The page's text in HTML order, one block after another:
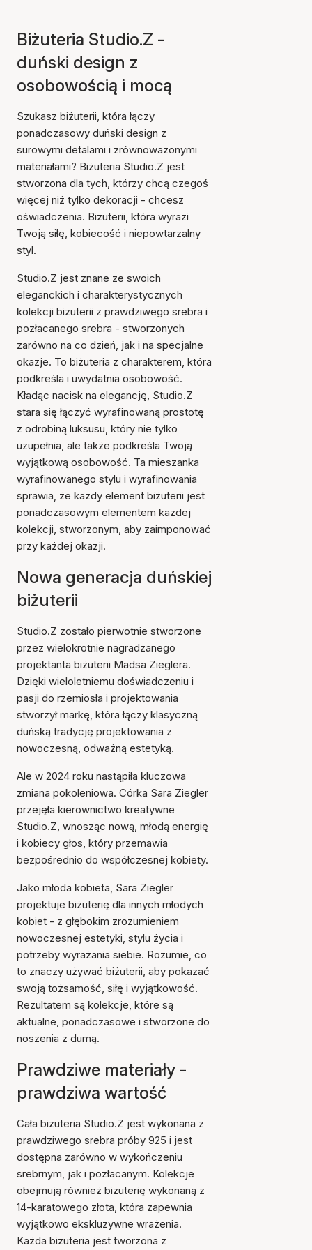
Biżuteria Studio.Z -
duński design z
osobowością i mocą
Szukasz biżuterii, która łączy
ponadczasowy duński design z
surowymi detalami i zrównoważonymi
materiałami? Biżuteria Studio.Z jest
stworzona dla tych, którzy chcą czegoś
więcej niż tylko dekoracji - chcesz
oświadczenia. Biżuterii, która wyrazi
Twoją siłę, kobiecość i niepowtarzalny
styl.
Studio.Z jest znane ze swoich
eleganckich i charakterystycznych
kolekcji biżuterii z prawdziwego srebra i
pozłacanego srebra - stworzonych
zarówno na co dzień, jak i na specjalne
okazje. To biżuteria z charakterem, która
podkreśla i uwydatnia osobowość.
Kładąc nacisk na elegancję, Studio.Z
stara się łączyć wyrafinowaną prostotę
z odrobiną luksusu, który nie tylko
uzupełnia, ale także podkreśla Twoją
wyjątkową osobowość. Ta mieszanka
wyrafinowanego stylu i wyrafinowania
sprawia, że każdy element biżuterii jest
ponadczasowym elementem każdej
kolekcji, stworzonym, aby zaimponować
przy każdej okazji.
Nowa generacja duńskiej
biżuterii
Studio.Z zostało pierwotnie stworzone
przez wielokrotnie nagradzanego
projektanta biżuterii Madsa Zieglera.
Dzięki wieloletniemu doświadczeniu i
pasji do rzemiosła i projektowania
stworzył markę, która łączy klasyczną
duńską tradycję projektowania z
nowoczesną, odważną estetyką.
Ale w 2024 roku nastąpiła kluczowa
zmiana pokoleniowa. Córka Sara Ziegler
przejęła kierownictwo kreatywne
Studio.Z, wnosząc nową, młodą energię
i kobiecy głos, który przemawia
bezpośrednio do współczesnej kobiety.
Jako młoda kobieta, Sara Ziegler
projektuje biżuterię dla innych młodych
kobiet - z głębokim zrozumieniem
nowoczesnej estetyki, stylu życia i
potrzeby wyrażania siebie. Rozumie, co
to znaczy używać biżuterii, aby pokazać
swoją tożsamość, siłę i wyjątkowość.
Rezultatem są kolekcje, które są
aktualne, ponadczasowe i stworzone do
noszenia z dumą.
Prawdziwe materiały -
prawdziwa wartość
Cała biżuteria Studio.Z jest wykonana z
prawdziwego srebra próby 925 i jest
dostępna zarówno w wykończeniu
srebrnym, jak i pozłacanym. Kolekcje
obejmują również biżuterię wykonaną z
14-karatowego złota, która zapewnia
wyjątkowo ekskluzywne wrażenia.
Każda biżuteria jest tworzona z